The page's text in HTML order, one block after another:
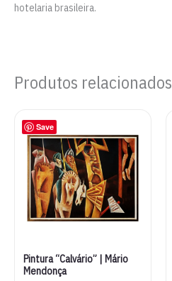
hotelaria brasileira.
Produtos relacionados
Save
Pintura “Calvário” | Mário
Mendonça